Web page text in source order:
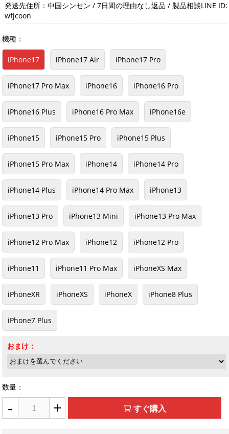
発送先住所：中国シンセン / 7日間の理由なし返品 / 製品相談LINE ID:
wfjcoon
機種：
iPhone17 iPhone17 Air iPhone17 Pro
iPhone17 Pro Max iPhone16 iPhone16 Pro
iPhone16 Plus iPhone16 Pro Max iPhone16e
iPhone15 iPhone15 Pro iPhone15 Plus
iPhone15 Pro Max iPhone14 iPhone14 Pro
iPhone14 Plus iPhone14 Pro Max iPhone13
iPhone13 Pro iPhone13 Mini iPhone13 Pro Max
iPhone12 Pro Max iPhone12 iPhone12 Pro
iPhone11 iPhone11 Pro Max iPhoneXS Max
iPhoneXR iPhoneXS iPhoneX iPhone8 Plus
iPhone7 Plus
おまけ：
数量：
- + すぐ購入